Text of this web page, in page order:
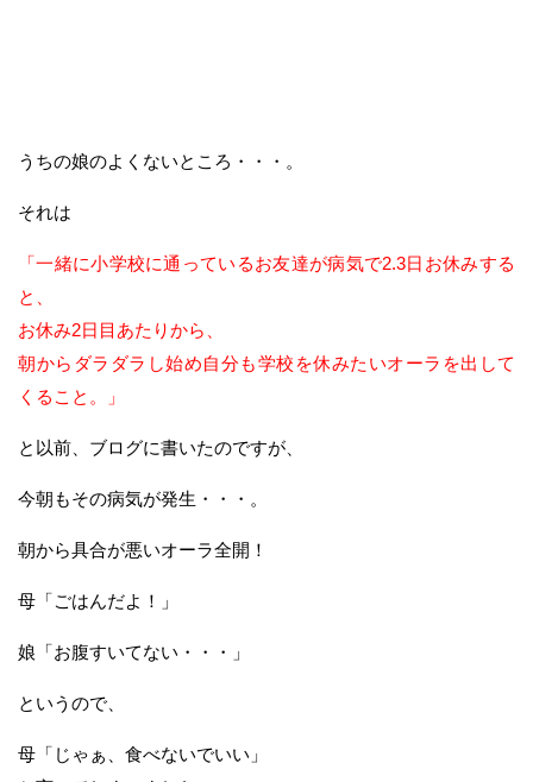
うちの娘のよくないところ・・・。
それは
「一緒に小学校に通っているお友達が病気で2.3日お休みする
と、
お休み2日目あたりから、
朝からダラダラし始め自分も学校を休みたいオーラを出して
くること。」
と以前、ブログに書いたのですが、
今朝もその病気が発生・・・。
朝から具合が悪いオーラ全開！
母「ごはんだよ！」
娘「お腹すいてない・・・」
というので、
母「じゃぁ、食べないでいい」